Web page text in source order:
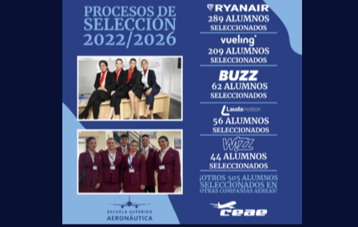
11 enero, 2018
Empleo TCP: Ofertas
de empleo para
auxiliar de vuelo
durante enero de 2018
¡Iniciamos el año con muy buenas noticias!
Nuevas incorporaciones de nuestros
alumnos en Ryanair, Air Nostrum, Vueling y
Eurowings, y más oportunidades de trabajo
para enero[…]